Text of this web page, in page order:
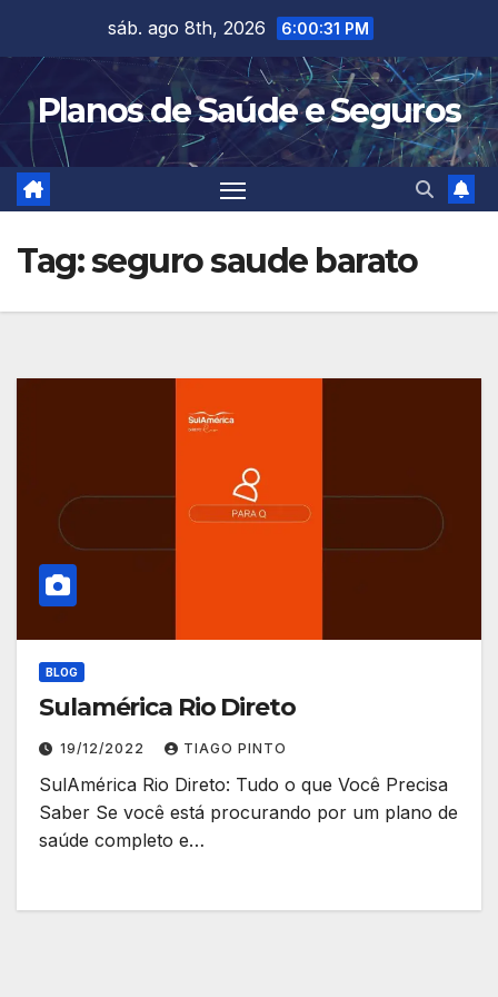
content
sáb. ago 8th, 2026 6:00:31 PM
Planos de Saúde e Seguros
Tag:seguro saude barato
BLOG
Sulamérica Rio Direto
19/12/2022 TIAGO PINTO
SulAmérica Rio Direto: Tudo o que Você Precisa
Saber Se você está procurando por um plano de
saúde completo e…